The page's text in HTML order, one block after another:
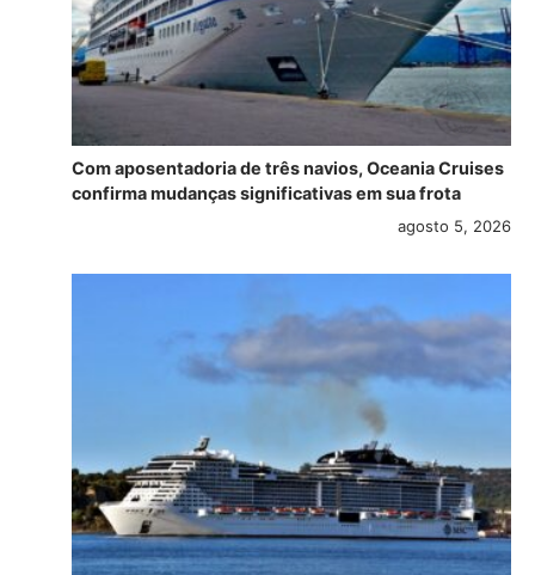
Com aposentadoria de três navios, Oceania Cruises
confirma mudanças significativas em sua frota
agosto 5, 2026